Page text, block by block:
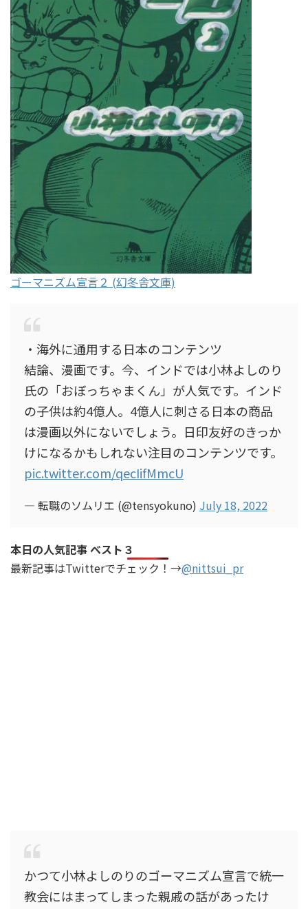
ゴーマニズム宣言２ (幻冬舎文庫)
・海外に通用する日本のコンテンツ
結論、漫画です。今、インドでは小林よしのり
氏の「おぼっちゃまくん」が人気です。インド
の子供は約4億人。4億人に刺さる日本の商品
は漫画以外にないでしょう。日印友好のきっか
けになるかもしれない注目のコンテンツです。
pic.twitter.com/qecIifMmcU
— 転職のソムリエ (@tensyokuno) July 18, 2022
本日の人気記事 ベスト３
最新記事はTwitterでチェック！→@nittsui_pr
かつて小林よしのりのゴーマニズム宣言で統一
教会にはまってしまった親戚の話があったけ